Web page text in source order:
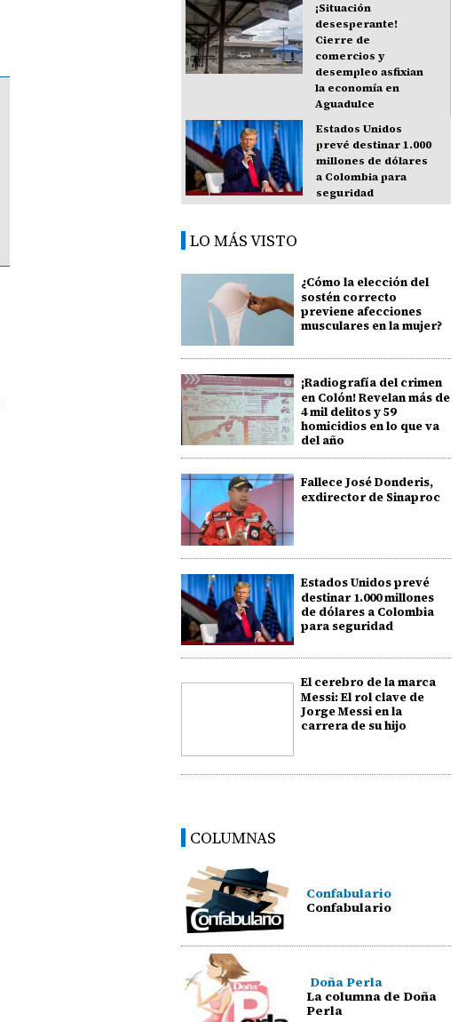
¡Situación
desesperante!
Cierre de
comercios y
desempleo asfixian
la economía en
Aguadulce
Estados Unidos
prevé destinar 1.000
millones de dólares
a Colombia para
seguridad
LO MÁS VISTO
¿Cómo la elección del
sostén correcto
previene afecciones
musculares en la mujer?
¡Radiografía del crimen
en Colón! Revelan más de
4 mil delitos y 59
homicidios en lo que va
del año
Fallece José Donderis,
exdirector de Sinaproc
Estados Unidos prevé
destinar 1.000 millones
de dólares a Colombia
para seguridad
El cerebro de la marca
Messi: El rol clave de
Jorge Messi en la
carrera de su hijo
COLUMNAS
Confabulario
Confabulario
Doña Perla
La columna de Doña
Perla